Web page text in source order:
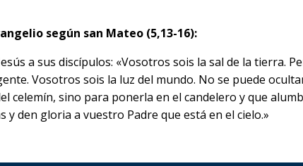
según san Mateo (5,13-16):
a sus discípulos: «Vosotros sois la sal de la tierra.
Vosotros sois la luz del mundo. No se puede
celemín, sino para ponerla en el candelero y que
y den gloria a vuestro Padre que está en el cielo.»